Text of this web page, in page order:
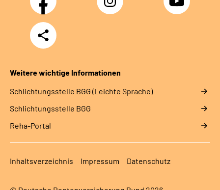
Teilen
Weitere wichtige Informationen
Schlich­tungs­stel­le BGG (Leichte Sprache)
Schlich­tungs­stel­le BGG
Reha-Portal
Inhaltsverzeichnis Impressum Datenschutz